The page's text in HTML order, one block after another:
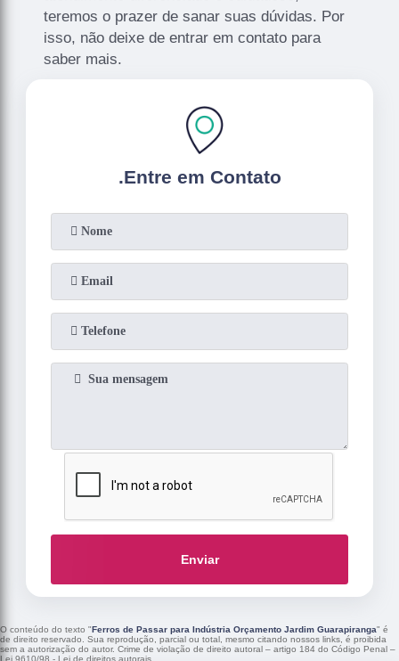
teremos o prazer de sanar suas dúvidas. Por
isso, não deixe de entrar em contato para
saber mais.
.Entre em Contato
Enviar
O conteúdo do texto "Ferros de Passar para Indústria Orçamento Jardim Guarapiranga" é
de direito reservado. Sua reprodução, parcial ou total, mesmo citando nossos links, é proibida
sem a autorização do autor. Crime de violação de direito autoral – artigo 184 do Código Penal –
Lei 9610/98 - Lei de direitos autorais